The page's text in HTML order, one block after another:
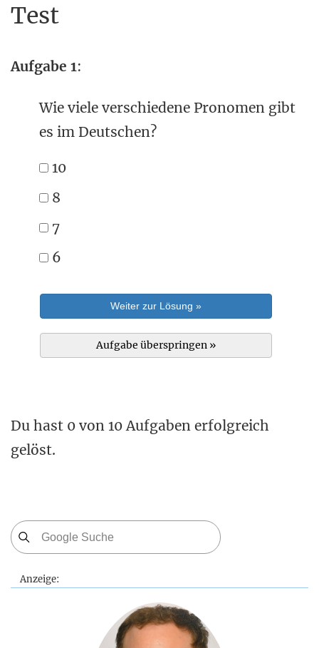
Test
Aufgabe 1:
Wie viele verschiedene Pronomen gibt
es im Deutschen?
10
8
7
6
Weiter zur Lösung »
Aufgabe überspringen »
Du hast 0 von 10 Aufgaben erfolgreich
gelöst.
Anzeige: